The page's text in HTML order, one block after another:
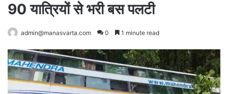
90 यात्रियों से भरी बस पलटी
admin@manasvarta.com 0 1 minute read